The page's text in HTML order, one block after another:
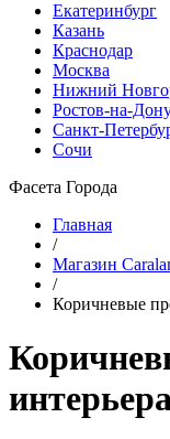
Екатеринбург
Казань
Краснодар
Москва
Нижний
Ростов-на-
Санкт-
Сочи
Фасета Города
Главная
/
Магазин
/
Коричневые